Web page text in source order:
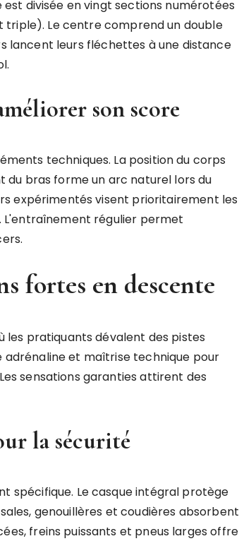
divisée en vingt sections numérotées
triple). Le centre comprend un double
lancent leurs fléchettes à une distance
son score
techniques. La position du corps
du bras forme un arc naturel lors du
expérimentés visent prioritairement les
régulier permet
fortes en descente
les pratiquants dévalent des pistes
et maîtrise technique pour
sensations garanties attirent des
la sécurité
spécifique. Le casque intégral protège
genouillères et coudières absorbent
freins puissants et pneus larges offre